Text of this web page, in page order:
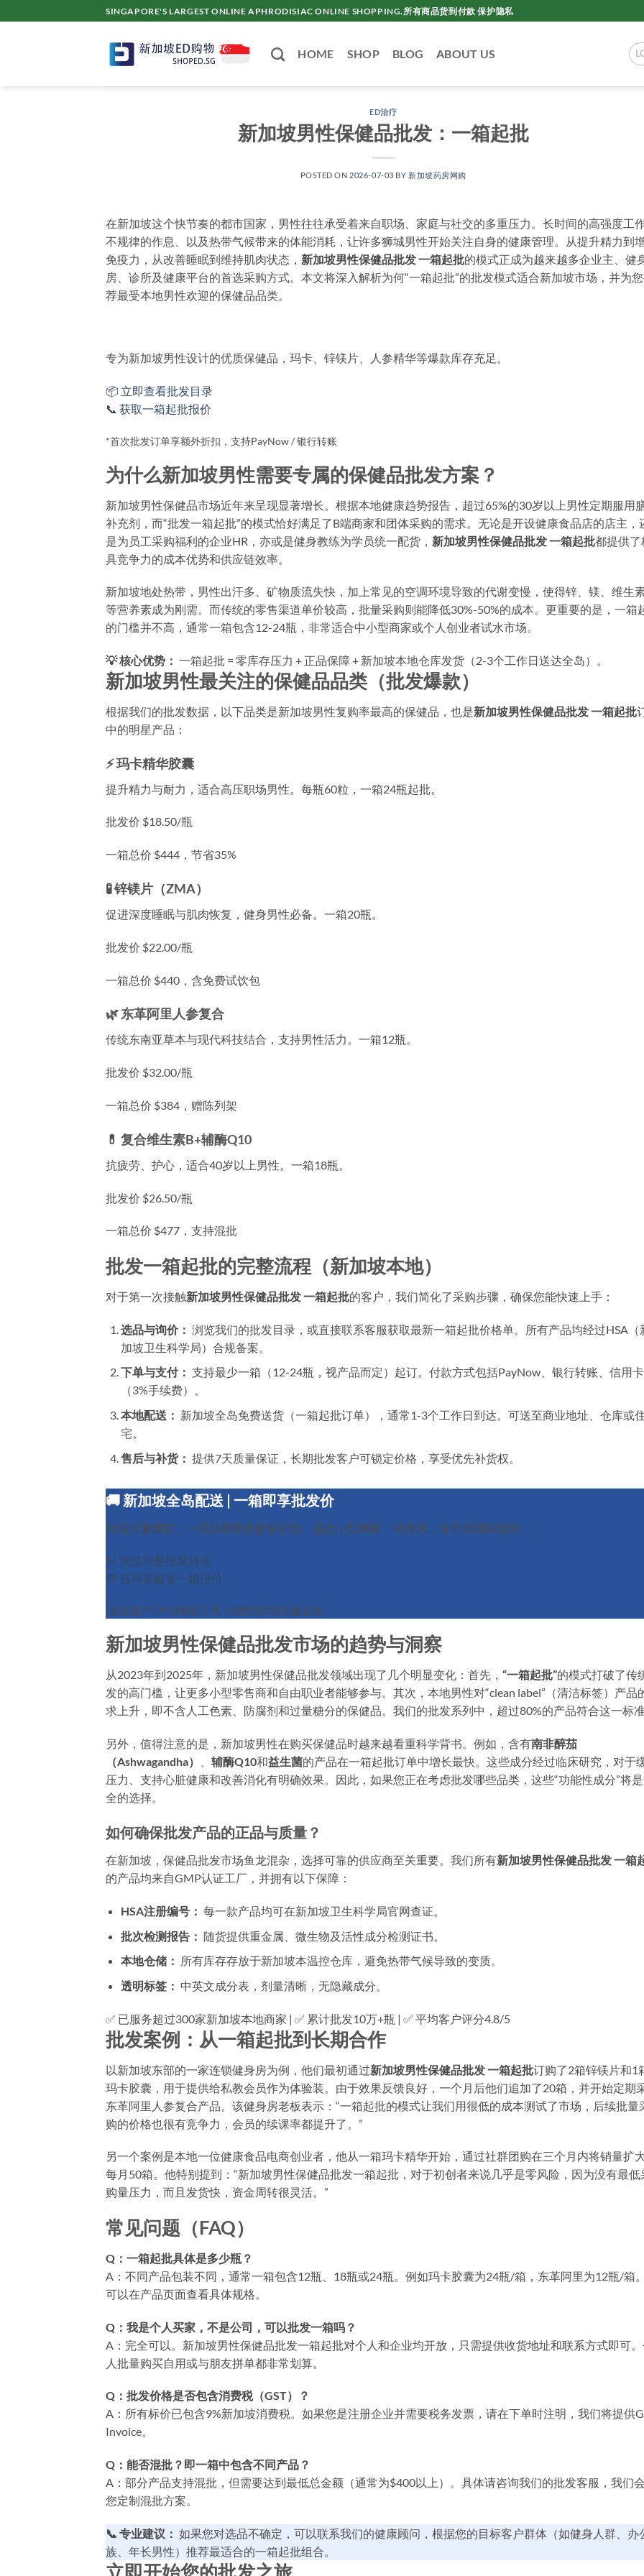
to
SINGAPORE'S LARGEST ONLINE APHRODISIAC ONLINE SHOPPING.所有商品货到付款 保护隐私
HOME SHOP BLOG ABOUT US
ED治疗
新加坡男性保健品批发：一箱起批
POSTED ON 2026-07-03 BY 新加坡药房网购
在新加坡这个快节奏的都市国家，男性往往承受着来自职场、家庭与社交的多重压力。长时间的高强度工
不规律的作息、以及热带气候带来的体能消耗，让许多狮城男性开始关注自身的健康管理。从提升精力到
免疫力，从改善睡眠到维持肌肉状态， 新加坡男性保健品批发 一箱起批的模式正成为越来越多企业主、健
房、诊所及健康平台的首选采购方式。本文将深入解析为何“一箱起批”的批发模式适合新加坡市场，并为
荐最受本地男性欢迎的保健品品类。
专为新加坡男性设计的优质保健品，玛卡、锌镁片、人参精华等爆款库存充足。
📦 立即查看批发目录
📞 获取一箱起批报价
*首次批发订单享额外折扣，支持PayNow / 银行转账
为什么新加坡男性需要专属的保健品批发方案？
新加坡男性保健品市场近年来呈现显著增长。根据本地健康趋势报告，超过65%的30岁以上男性定期服用
补充剂，而“批发一箱起批”的模式恰好满足了B端商家和团体采购的需求。无论是开设健康食品店的店主，
是为员工采购福利的企业HR，亦或是健身教练为学员统一配货， 新加坡男性保健品批发 一箱起批都提供了
具竞争力的成本优势和供应链效率。
新加坡地处热带，男性出汗多、矿物质流失快，加上常见的空调环境导致的代谢变慢，使得锌、镁、维生
等营养素成为刚需。而传统的零售渠道单价较高，批量采购则能降低30%-50%的成本。更重要的是，一箱
的门槛并不高，通常一箱包含12-24瓶，非常适合中小型商家或个人创业者试水市场。
💡 核心优势： 一箱起批 = 零库存压力 + 正品保障 + 新加坡本地仓库发货（2-3个工作日送达全岛）。
新加坡男性最关注的保健品品类（批发爆款）
根据我们的批发数据，以下品类是新加坡男性复购率最高的保健品，也是新加坡男性保健品批发 一箱起批
中的明星产品：
⚡ 玛卡精华胶囊
提升精力与耐力，适合高压职场男性。每瓶60粒，一箱24瓶起批。
批发价 $18.50/瓶
一箱总价 $444，节省35%
🧪 锌镁片（ZMA）
促进深度睡眠与肌肉恢复，健身男性必备。一箱20瓶。
批发价 $22.00/瓶
一箱总价 $440，含免费试饮包
🌿 东革阿里人参复合
传统东南亚草本与现代科技结合，支持男性活力。一箱12瓶。
批发价 $32.00/瓶
一箱总价 $384，赠陈列架
💊 复合维生素B+辅酶Q10
抗疲劳、护心，适合40岁以上男性。一箱18瓶。
批发价 $26.50/瓶
一箱总价 $477，支持混批
批发一箱起批的完整流程（新加坡本地）
对于第一次接触新加坡男性保健品批发 一箱起批的客户，我们简化了采购步骤，确保您能快速上手：
选品与询价： 浏览我们的批发目录，或直接联系客服获取最新一箱起批价格单。所有产品均经过HSA（
加坡卫生科学局）合规备案。
下单与支付： 支持最少一箱（12-24瓶，视产品而定）起订。付款方式包括PayNow、银行转账、信用卡
（3%手续费）。
本地配送： 新加坡全岛免费送货（一箱起批订单），通常1-3个工作日到达。可送至商业地址、仓库或
宅。
售后与补货： 提供7天质量保证，长期批发客户可锁定价格，享受优先补货权。
🚚 新加坡全岛配送 | 一箱即享批发价
无需大量囤货，一箱就能享受批发折扣。适合小型商家、健身房、诊所及团购组织。
🛒 浏览完整批发目录
💬 咨询客服拿一箱报价
*批发客户可申请样品测试（仅限新加坡注册企业）
新加坡男性保健品批发市场的趋势与洞察
从2023年到2025年，新加坡男性保健品批发领域出现了几个明显变化：首先， “一箱起批”的模式打破了传
发的高门槛，让更多小型零售商和自由职业者能够参与。其次，本地男性对“clean label”（清洁标签）产品
求上升，即不含人工色素、防腐剂和过量糖分的保健品。我们的批发系列中，超过80%的产品符合这一标
另外，值得注意的是，新加坡男性在购买保健品时越来越看重科学背书。例如，含有南非醉茄
（Ashwagandha）
辅酶Q10和益生菌的产品在一箱起批订单中增长最快。这些成分经过临床研究，对于
压力、支持心脏健康和改善消化有明确效果。因此，如果您正在考虑批发哪些品类，这些“功能性成分”将
全的选择。
如何确保批发产品的正品与质量？
在新加坡，保健品批发市场鱼龙混杂，选择可靠的供应商至关重要。我们所有新加坡男性保健品批发 一箱
的产品均来自GMP认证工厂，并拥有以下保障：
HSA注册编号： 每一款产品均可在新加坡卫生科学局官网查证。
批次检测报告： 随货提供重金属、微生物及活性成分检测证书。
本地仓储： 所有库存存放于新加坡本温控仓库，避免热带气候导致的变质。
透明标签： 中英文成分表，剂量清晰，无隐藏成分。
✅ 已服务超过300家新加坡本地商家 | ✅ 累计批发10万+瓶 | ✅ 平均客户评分4.8/5
批发案例：从一箱起批到长期合作
以新加坡东部的一家连锁健身房为例，他们最初通过新加坡男性保健品批发 一箱起批订购了2箱锌镁片和1
玛卡胶囊，用于提供给私教会员作为体验装。由于效果反馈良好，一个月后他们追加了20箱，并开始定期
东革阿里人参复合产品。该健身房老板表示：“一箱起批的模式让我们用很低的成本测试了市场，后续批量
购的价格也很有竞争力，会员的续课率都提升了。”
另一个案例是本地一位健康食品电商创业者，他从一箱玛卡精华开始，通过社群团购在三个月内将销量扩
每月50箱。他特别提到：“新加坡男性保健品批发一箱起批，对于初创者来说几乎是零风险，因为没有最低
购量压力，而且发货快，资金周转很灵活。”
常见问题（FAQ）
Q：一箱起批具体是多少瓶？
A：不同产品包装不同，通常一箱包含12瓶、18瓶或24瓶。例如玛卡胶囊为24瓶/箱，东革阿里为12瓶/箱
可以在产品页面查看具体规格。
Q：我是个人买家，不是公司，可以批发一箱吗？
A：完全可以。新加坡男性保健品批发一箱起批对个人和企业均开放，只需提供收货地址和联系方式即可
人批量购买自用或与朋友拼单都非常划算。
Q：批发价格是否包含消费税（GST）？
A：所有标价已包含9%新加坡消费税。如果您是注册企业并需要税务发票，请在下单时注明，我们将提供
Invoice。
Q：能否混批？即一箱中包含不同产品？
A：部分产品支持混批，但需要达到最低总金额（通常为$400以上）。具体请咨询我们的批发客服，我们
您定制混批方案。
📞 专业建议： 如果您对选品不确定，可以联系我们的健康顾问，根据您的目标客户群体（如健身人群、办
族、年长男性）推荐最适合的一箱起批组合。